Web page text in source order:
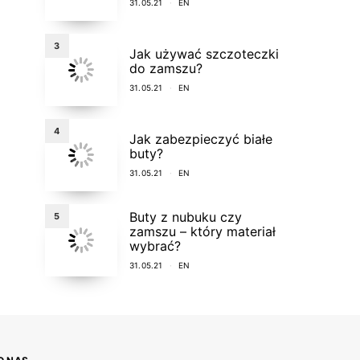
31.05.21 EN
3
Jak używać szczoteczki
do zamszu?
31.05.21 EN
4
Jak zabezpieczyć białe
buty?
31.05.21 EN
5
Buty z nubuku czy
zamszu – który materiał
wybrać?
31.05.21 EN